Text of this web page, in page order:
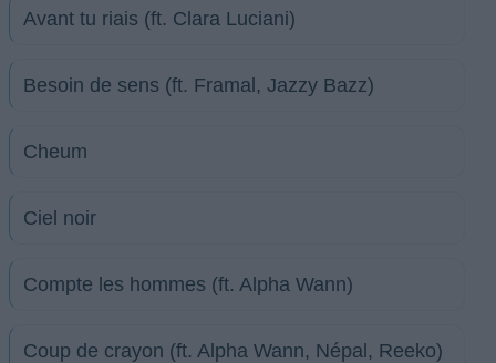
Avant tu riais (ft. Clara Luciani)
Besoin de sens (ft. Framal, Jazzy Bazz)
Cheum
Ciel noir
Compte les hommes (ft. Alpha Wann)
Coup de crayon (ft. Alpha Wann, Népal, Reeko)